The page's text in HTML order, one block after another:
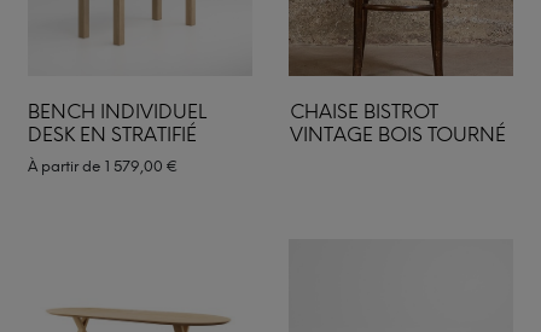
BENCH INDIVIDUEL
DESK EN STRATIFIÉ
À partir de 1 579,00 €
CHAISE BISTROT
VINTAGE BOIS TOURNÉ